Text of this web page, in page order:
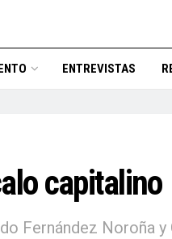
ENTREVISTAS
capitalino
Fernández Noroña y